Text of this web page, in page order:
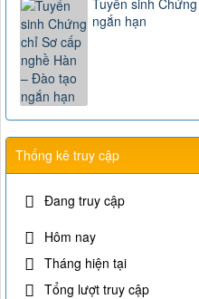
ngắn hạn
Thống kê truy cập
Đang truy cập
Hôm nay
Tháng hiện tại
Tổng lượt truy cập